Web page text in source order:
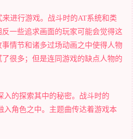
进行游戏。战斗时的AT系统和类
一些追求画面的玩家可能会觉得这
情节和诸多过场动画之中使得人物
很多；但是连同游戏的缺点人物的
入的探索其中的秘密。战斗时的
入角色之中。主题曲传达着游戏本